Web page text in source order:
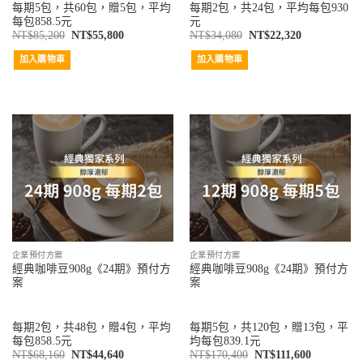
每期5包，共60包，贈5包，平均
每包858.5元
NT$85,200 NT$55,800
加入購物車
每期2包，共24包，平均每包930
元
NT$34,080 NT$22,320
加入購物車
企業預付方案
經典咖啡豆908g《24期》預付方
案
每期2包，共48包，贈4包，平均
每包858.5元
NT$68,160 NT$44,640
企業預付方案
經典咖啡豆908g《24期》預付方
案
每期5包，共120包，贈13包，平
均每包839.1元
NT$170,400 NT$111,600